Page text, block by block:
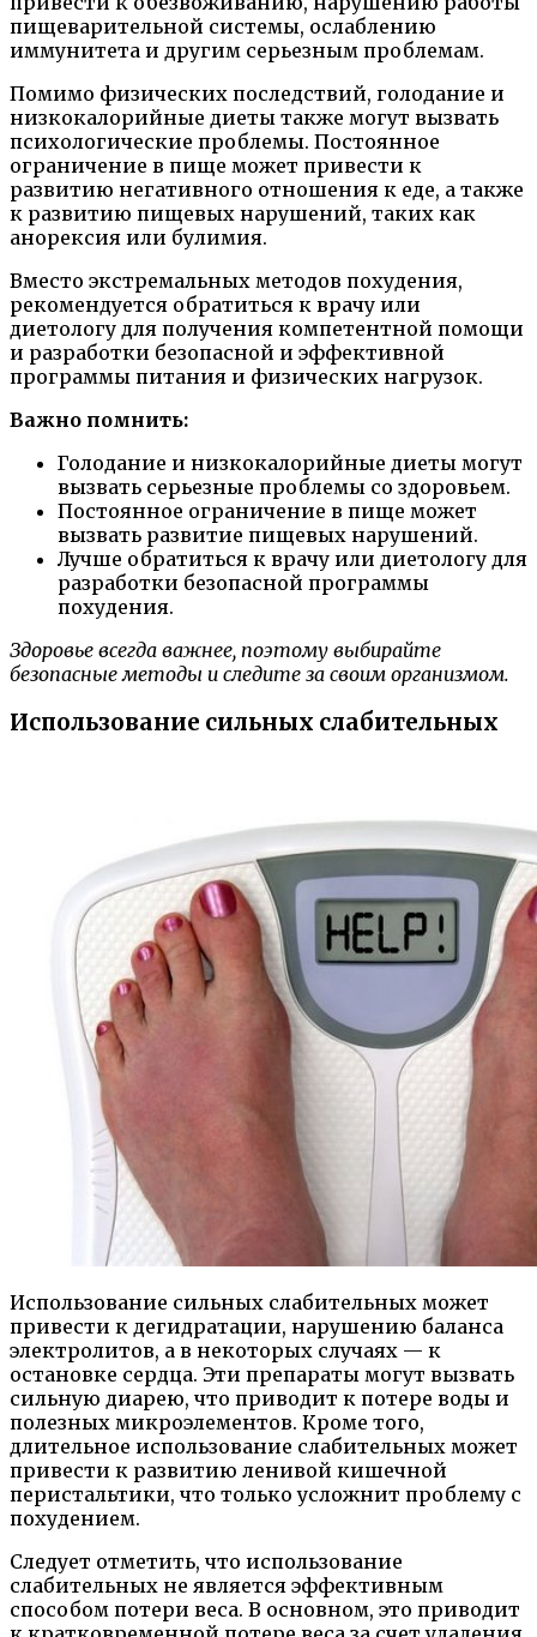
пищеварительной системы, ослаблению
иммунитета и другим серьезным проблемам.
Помимо физических последствий, голодание и
низкокалорийные диеты также могут вызвать
психологические проблемы. Постоянное
ограничение в пище может привести к
развитию негативного отношения к еде, а также
к развитию пищевых нарушений, таких как
анорексия или булимия.
Вместо экстремальных методов похудения,
рекомендуется обратиться к врачу или
диетологу для получения компетентной помощи
и разработки безопасной и эффективной
программы питания и физических нагрузок.
Важно помнить:
Голодание и низкокалорийные диеты могут
вызвать серьезные проблемы со здоровьем.
Постоянное ограничение в пище может
вызвать развитие пищевых нарушений.
Лучше обратиться к врачу или диетологу для
разработки безопасной программы
похудения.
Здоровье всегда важнее, поэтому выбирайте
безопасные методы и следите за своим организмом.
Использование сильных слабительных
Использование сильных слабительных может
привести к дегидратации, нарушению баланса
электролитов, а в некоторых случаях — к
остановке сердца. Эти препараты могут вызвать
сильную диарею, что приводит к потере воды и
полезных микроэлементов. Кроме того,
длительное использование слабительных может
привести к развитию ленивой кишечной
перистальтики, что только усложнит проблему с
похудением.
Следует отметить, что использование
слабительных не является эффективным
способом потери веса. В основном, это приводит